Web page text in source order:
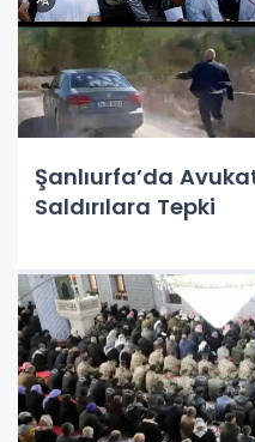
Şanlıurfa’da
Saldırılara Tepki